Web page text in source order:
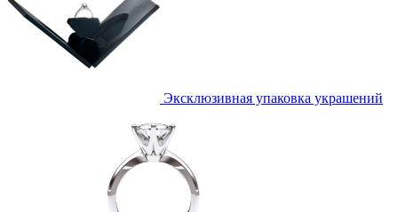
Эксклюзивная упаковка украшений